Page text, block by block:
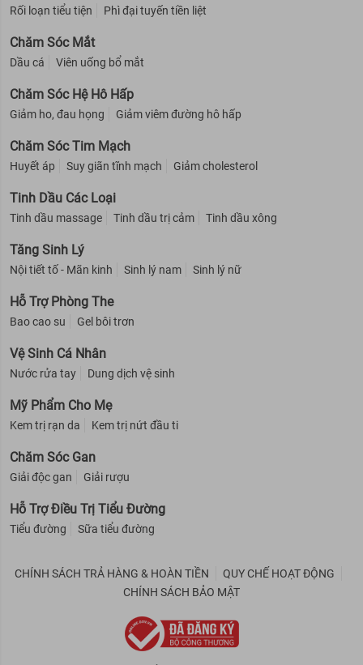
Rối loạn tiểu tiện Phì đại tuyến tiền liệt
Chăm Sóc Mắt
Dầu cá Viên uống bổ mắt
Chăm Sóc Hệ Hô Hấp
Giảm ho, đau họng Giảm viêm đường hô hấp
Chăm Sóc Tim Mạch
Huyết áp Suy giãn tĩnh mạch Giảm cholesterol
Tinh Dầu Các Loại
Tinh dầu massage Tinh dầu trị cảm Tinh dầu xông
Tăng Sinh Lý
Nội tiết tố - Mãn kinh Sinh lý nam Sinh lý nữ
Hỗ Trợ Phòng The
Bao cao su Gel bôi trơn
Vệ Sinh Cá Nhân
Nước rửa tay Dung dịch vệ sinh
Mỹ Phẩm Cho Mẹ
Kem trị rạn da Kem trị nứt đầu ti
Chăm Sóc Gan
Giải độc gan Giải rượu
Hỗ Trợ Điều Trị Tiểu Đường
Tiểu đường Sữa tiểu đường
CHÍNH SÁCH TRẢ HÀNG & HOÀN TIỀN
QUY CHẾ HOẠT ĐỘNG
CHÍNH SÁCH BẢO MẬT